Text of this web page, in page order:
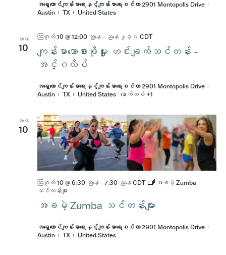
အရှေ့တောင်ကျန်းမာရေးနှင့်ကျန်းမာရေးစင်တာ2901 Montopolis Drive၊
Austin၊ TX၊ United States
လာလာ
10
ကျန်းမာသောစားဖိုမှူး ဟင်းချက်သင်တန်း -
အင်္ဂလိပ်
ဩဂုတ် 10 @ 12:00 ညနေ- ညနေ ၂း၃၀ CDT
အရှေ့တောင်ကျန်းမာရေးနှင့်ကျန်းမာရေးစင်တာ2901 Montopolis Drive၊
Austin၊ TX၊ United States နောက်ထပ် +1
လာလာ
10
အခမဲ့ Zumba သင်တန်းများ
ဩဂုတ် 10 @ 6:30 ညနေ-7:30 ညနေ CDT
အခမဲ့ Zumba
သင်တန်းများ
အရှေ့တောင်ကျန်းမာရေးနှင့်ကျန်းမာရေးစင်တာ2901 Montopolis Drive၊
Austin၊ TX၊ United States